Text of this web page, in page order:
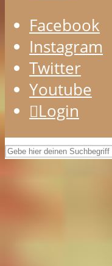
Facebook
Instagram
Twitter
Youtube
Login